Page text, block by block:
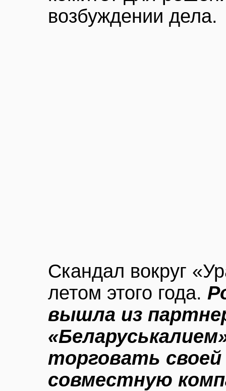
возбуждении дела.
Скандал вокруг
летом этого года.
вышла из
торговать своей
совместную